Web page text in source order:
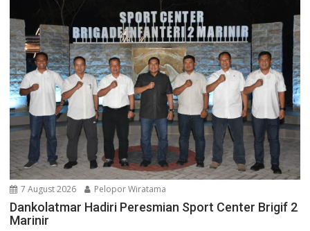
7 August 2026 Pelopor Wiratama
Dankolatmar Hadiri Peresmian Sport Center Brigif 2
Marinir